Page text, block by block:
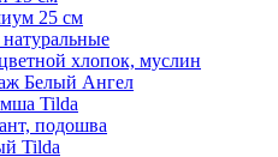
25 см
хлопок, муслин
Белый Ангел
Tilda
подошва
Tilda